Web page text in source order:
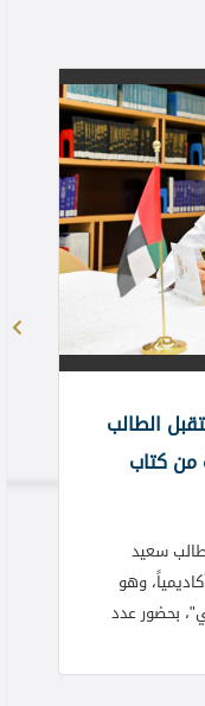
الطالب
كتاب
سعيد
وهو
بحضور عدد